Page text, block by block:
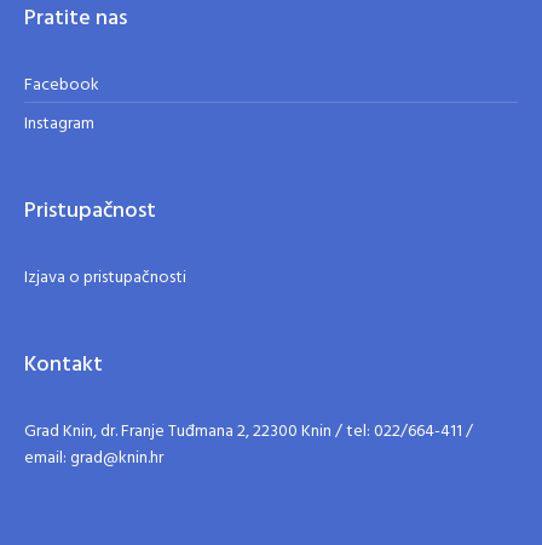
Pratite nas
Facebook
Instagram
Pristupačnost
Izjava o pristupačnosti
Kontakt
Grad Knin, dr. Franje Tuđmana 2, 22300 Knin / tel: 022/664-411 /
email: grad@knin.hr